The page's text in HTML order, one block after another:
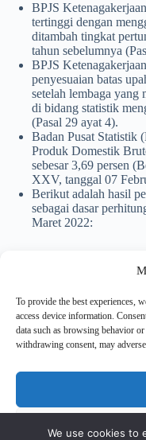
To provide the best experiences,
access device information.
data such as browsing behavior
withdrawing consent, may
BPJS
tertinggi dengan
ditambah tingkat
tahun sebelumnya
BPJS
penyesuaian batas
setelah lembaga yang
di bidang statistik
(Pasal 29 ayat 4).
Badan Pusat Statistik
Produk Domestik
sebesar 3,69 persen
XXV, tanggal 07
Berikut adalah hasil
sebagai dasar
Maret 2022:
Produk Domestik Bruto
= Rp9.077.654,-
Bagi Perusahaan
untuk bulan Maret
penyesuaian.
We use cookies to